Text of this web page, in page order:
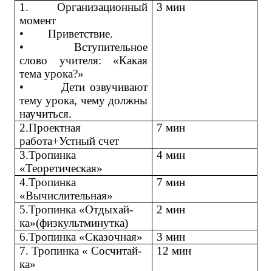
1. Организационный
момент
• Приветствие.
• Вступительное
слово учителя: «Какая
тема урока?»
• Дети озвучивают
тему урока, чему должны
научиться.
3 мин
2.Проектная
работа+Устный счет
7 мин
3.Тропинка
«Теоретическая»
4 мин
4.Тропинка
«Вычислительная»
7 мин
5.Тропинка «Отдыхай-
ка»(физкультминутка)
2 мин
6.Тропинка «Сказочная»
3 мин
7. Тропинка « Сосчитай-
ка»
12 мин